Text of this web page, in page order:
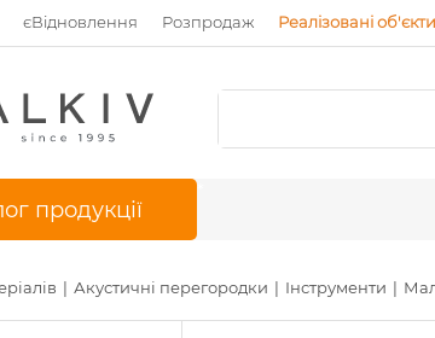
єВідновлення Розпродаж Реалізовані об'єкти
продукції
Акустичні перегородки Інструменти